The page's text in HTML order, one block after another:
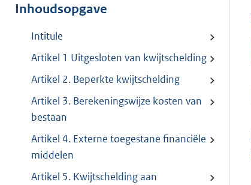
Inhoudsopgave
Intitule
Artikel 1 Uitgesloten van kwijtschelding
Artikel 2. Beperkte kwijtschelding
Artikel 3. Berekeningswijze kosten van
bestaan
Artikel 4. Externe toegestane financiële
middelen
Artikel 5. Kwijtschelding aan